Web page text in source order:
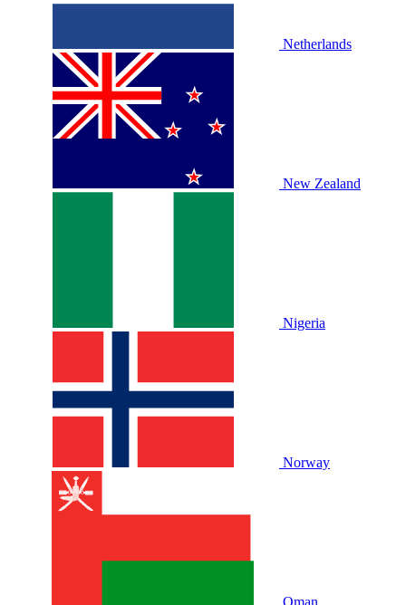
Netherlands
New Zealand
Nigeria
Norway
Oman